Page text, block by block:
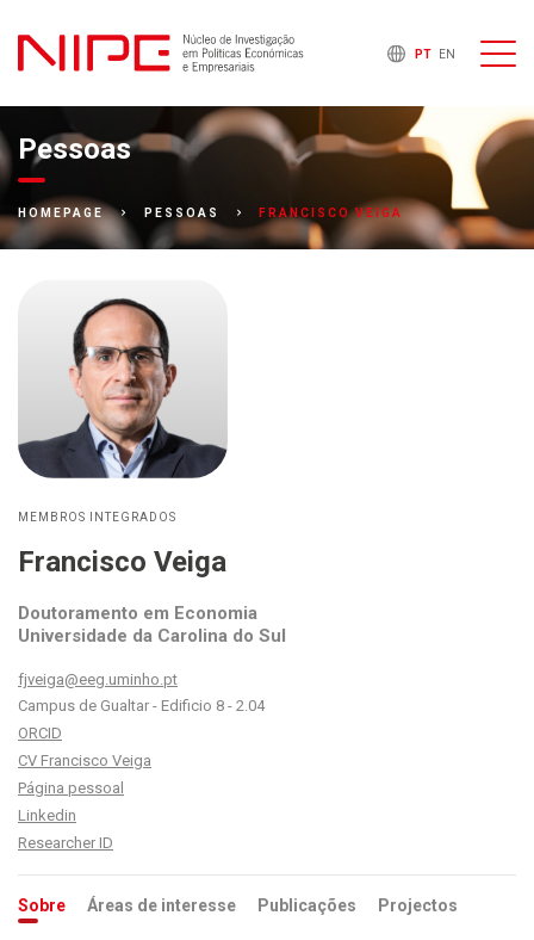
PT EN
Pessoas
HOMEPAGE PESSOAS FRANCISCO VEIGA
MEMBROS INTEGRADOS
Francisco Veiga
Doutoramento em Economia
Universidade da Carolina do Sul
fjveiga@eeg.uminho.pt
Campus de Gualtar - Edificio 8 - 2.04
ORCID
CV Francisco Veiga
Página pessoal
Linkedin
Researcher ID
Sobre Áreas de interesse Publicações Projectos